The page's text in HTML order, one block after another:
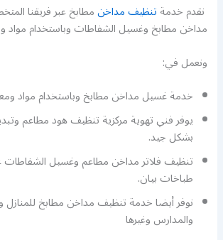
نقدم خدمةتنظيف مداخنمطابخ عبر فريقنا
مداخن مطابخ وغسيل الشفاطات وباستخدام مواد
ونعمل في:
خدمة غسيل مداخن مطابخ وباستخدام مواد
يوفر فني تهوية مركزية تنظيف هود مطاعم
بشكل جيد.
تنظيف فلاتر مداخن مطاعم وغسيل الشفاطات
طباخات بيان.
نوفر أيضا خدمة تنظيف مداخن مطابخ للمنازل
والمدارس وغيرها